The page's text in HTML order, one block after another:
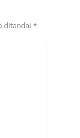
ditandai *